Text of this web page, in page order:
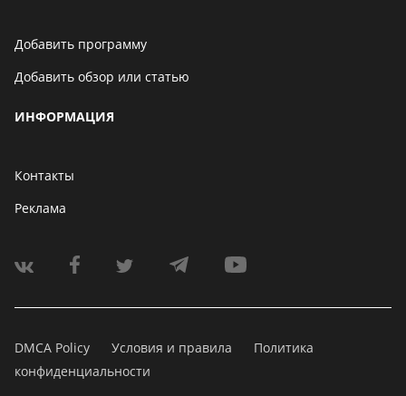
Добавить программу
Добавить обзор или статью
ИНФОРМАЦИЯ
Контакты
Реклама
DMCA Policy Условия и правила
Политика
конфиденциальности